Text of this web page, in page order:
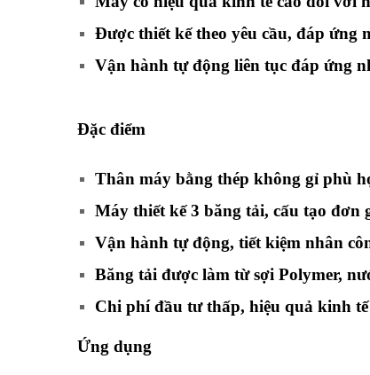
Được thiết kế theo yêu cầu, đáp ứng
Vận hành tự động liên tục đáp ứng
Đặc điểm
Thân máy bằng thép không gỉ phù
Máy thiết kế 3 băng tải, cấu tạo
Vận hành tự động, tiết kiệm nhân
Băng tải được làm từ sợi Polymer,
Chi phí đầu tư thấp, hiệu quả kinh tế
Ứng dụng